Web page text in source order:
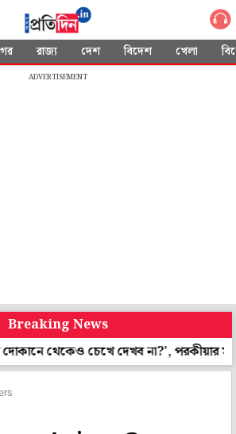
রাজ্য দেশ বিদেশ খেলা
ADVERTISEMENT
Breaking News
থেকেও চেখে দেখব না?', পরকীয়ার সমর্থনে